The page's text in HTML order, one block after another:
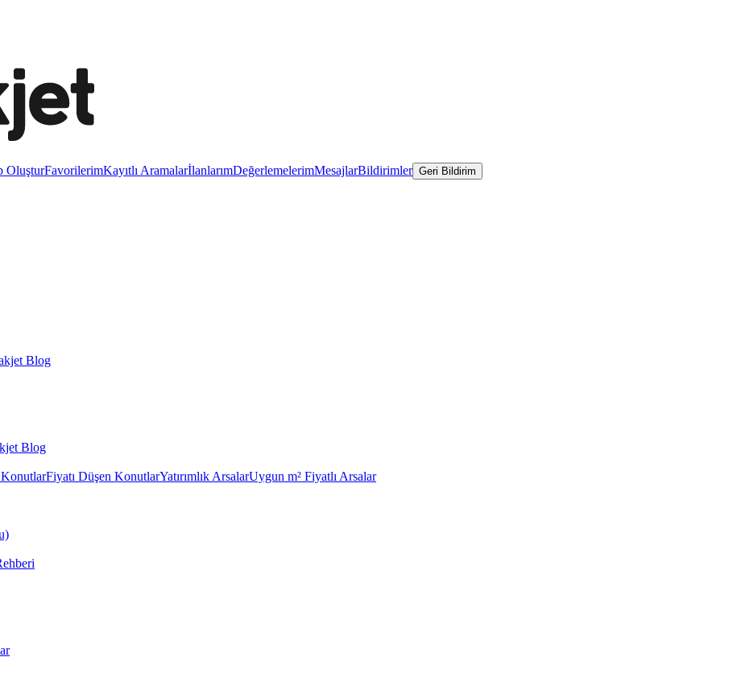
OluşturFavorilerimKayıtlı AramalarİlanlarımDeğerlemelerimMesajlarBildirimler Geri Bildirim
Blog
Blog
KonutlarFiyatı Düşen KonutlarYatırımlık ArsalarUygun m² Fiyatlı Arsalar